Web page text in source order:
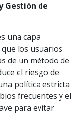
Gestión de
una capa
los usuarios
de un método de
el riesgo de
política estricta
frecuentes y el
para evitar